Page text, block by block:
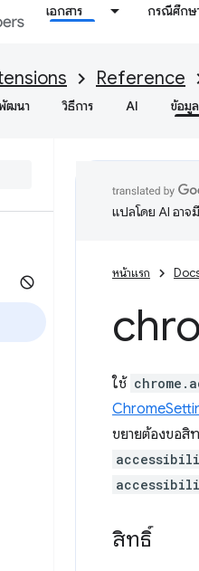
เอกสาร กรณีศึกษ
Reference
ฒนา วิธีการ AI ข้อมู
แปลโดย AI อา
หน้าแรก
ใช้
ขยายต้องขอสิ
สิทธิ์